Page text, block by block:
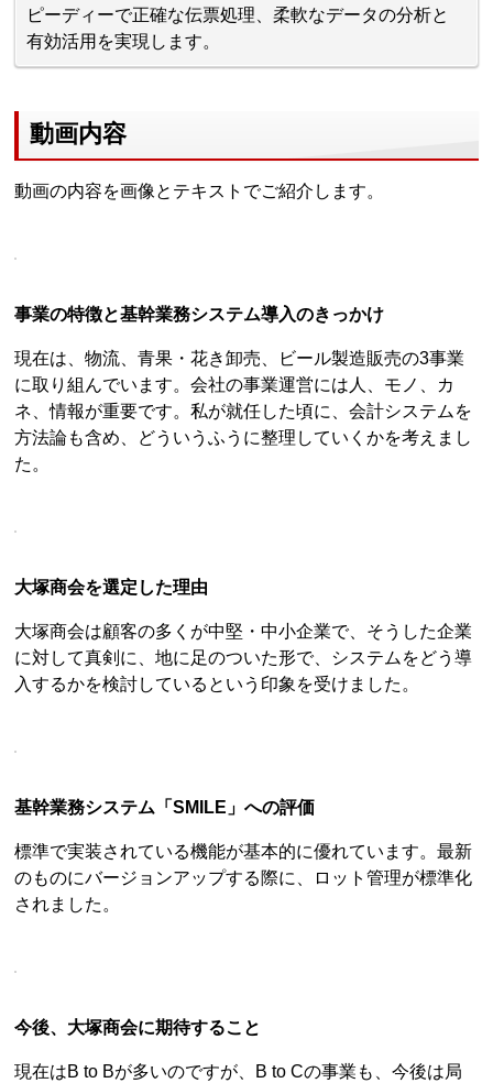
ピーディーで正確な伝票処理、柔軟なデータの分析と
有効活用を実現します。
動画内容
動画の内容を画像とテキストでご紹介します。
事業の特徴と基幹業務システム導入のきっかけ
現在は、物流、青果・花き卸売、ビール製造販売の3事業
に取り組んでいます。会社の事業運営には人、モノ、カ
ネ、情報が重要です。私が就任した頃に、会計システムを
方法論も含め、どういうふうに整理していくかを考えまし
た。
大塚商会を選定した理由
大塚商会は顧客の多くが中堅・中小企業で、そうした企業
に対して真剣に、地に足のついた形で、システムをどう導
入するかを検討しているという印象を受けました。
基幹業務システム「SMILE」への評価
標準で実装されている機能が基本的に優れています。最新
のものにバージョンアップする際に、ロット管理が標準化
されました。
今後、大塚商会に期待すること
現在はB to Bが多いのですが、B to Cの事業も、今後は局